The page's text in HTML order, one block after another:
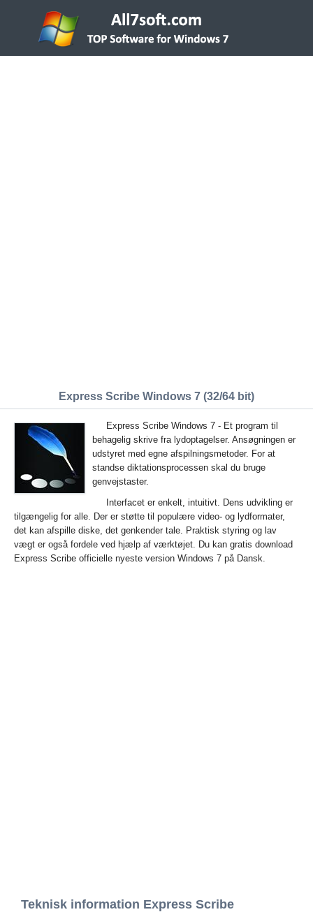
Express Scribe Windows 7 (32/64 bit)
Express Scribe Windows 7 - Et program til
behagelig skrive fra lydoptagelser. Ansøgningen er
udstyret med egne afspilningsmetoder. For at
standse diktationsprocessen skal du bruge
genvejstaster.
Interfacet er enkelt, intuitivt. Dens udvikling er
tilgængelig for alle. Der er støtte til populære video- og lydformater,
det kan afspille diske, det genkender tale. Praktisk styring og lav
vægt er også fordele ved hjælp af værktøjet. Du kan gratis download
Express Scribe officielle nyeste version Windows 7 på Dansk.
Teknisk information Express Scribe